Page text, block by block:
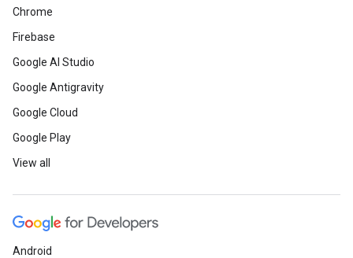
Chrome
Firebase
Google AI Studio
Google Antigravity
Google Cloud
Google Play
View all
Android